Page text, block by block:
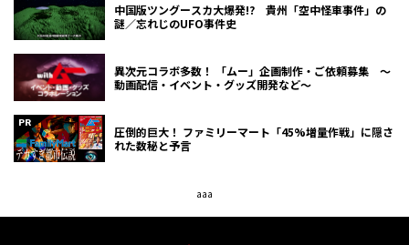
中国版ツングースカ大爆発!? 貴州「空中怪車事件」の
謎／忘れじのUFO事件史
異次元コラボ多数！ 「ムー」企画制作・ご依頼募集 ～
動画配信・イベント・グッズ開発など～
圧倒的巨大！ ファミリーマート「45%増量作戦」に隠さ
れた数秘と予言
aaa